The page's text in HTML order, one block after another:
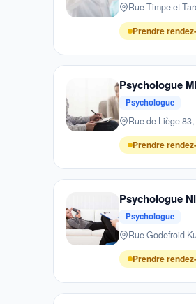
Rue Timpe et
Prendre
Psychologue
Psychologue
Rue de Liège
Prendre
Psychologue
Psychologue
Rue Godefroid
Prendre